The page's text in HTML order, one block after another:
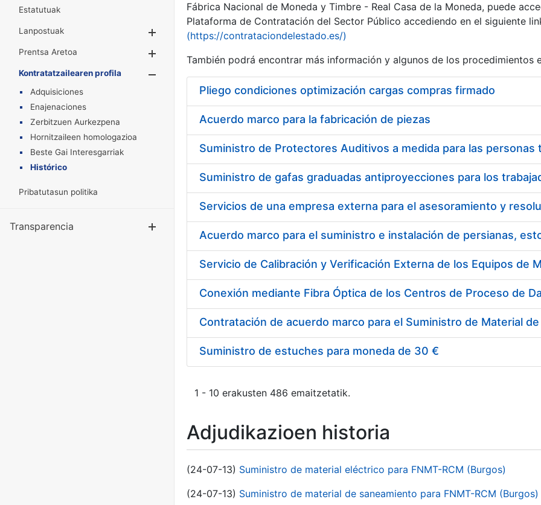
Estatutuak
Lanpostuak
Erakutsi/Ezkutatu
Prentsa Aretoa
Erakutsi/Ezkutatu
Kontratatzailearen profila
Erakutsi/Ezkutatu
Adquisiciones
Enajenaciones
Zerbitzuen Aurkezpena
Hornitzaileen homologazioa
Beste Gai Interesgarriak
Histórico
Pribatutasun politika
Transparencia Erakutsi/Ezkutatu
Fábrica Nacional de Moneda y Timbre - Real Casa de la Moneda, puede
Plataforma de Contratación del Sector Público accediendo en el siguiente
(https://contrataciondelestado.es/)
También podrá encontrar más información y algunos de los procedimientos
Pliego condiciones optimización cargas compras firmado
Acuerdo marco para la fabricación de piezas
Acuerdo marco para el suministro e instalación de persianas,
Suministro de estuches para moneda de 30 €
1 - 10 erakusten 486 emaitzetatik.
Adjudikazioen historia
(24-07-13) Suministro de material eléctrico para FNMT-RCM (Burgos)
(24-07-13) Suministro de material de saneamiento para FNMT-RCM (Burgos)